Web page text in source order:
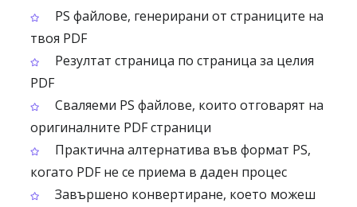
PS файлове, генерирани от страниците на
твоя PDF
Резултат страница по страница за целия
PDF
Сваляеми PS файлове, които отговарят на
оригиналните PDF страници
Практична алтернатива във формат PS,
когато PDF не се приема в даден процес
Завършено конвертиране, което можеш